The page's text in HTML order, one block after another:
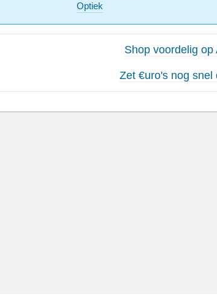
Optiek
Shop voordelig op
Zet €uro's nog snel